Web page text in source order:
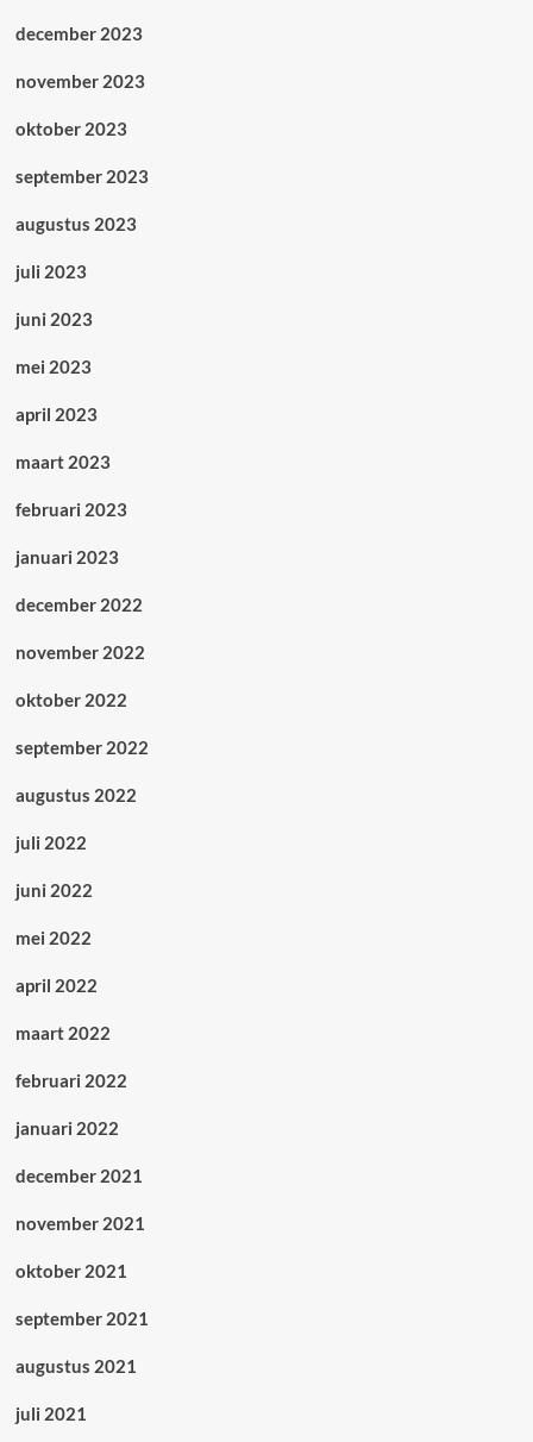
december 2023
november 2023
oktober 2023
september 2023
augustus 2023
juli 2023
juni 2023
mei 2023
april 2023
maart 2023
februari 2023
januari 2023
december 2022
november 2022
oktober 2022
september 2022
augustus 2022
juli 2022
juni 2022
mei 2022
april 2022
maart 2022
februari 2022
januari 2022
december 2021
november 2021
oktober 2021
september 2021
augustus 2021
juli 2021